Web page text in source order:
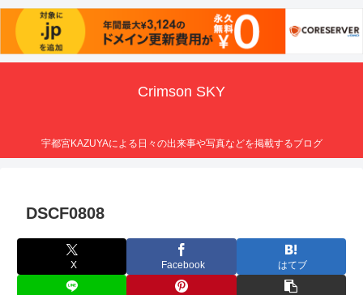
Crimson SKY
宇都宮KAZUYAによる日々の出来事や写真などを掲載するブログ
DSCF0808
X Facebook はてブ